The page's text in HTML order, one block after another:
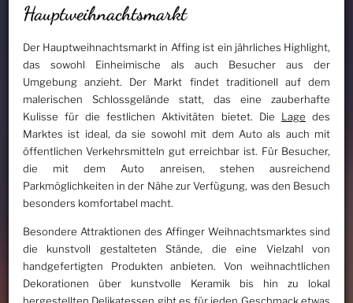
Hauptweihnachtsmarkt
Der Hauptweihnachtsmarkt in Affing ist ein jährliches Highlight,
das sowohl Einheimische als auch Besucher aus der
Umgebung anzieht. Der Markt findet traditionell auf dem
malerischen Schlossgelände statt, das eine zauberhafte
Kulisse für die festlichen Aktivitäten bietet. Die Lage des
Marktes ist ideal, da sie sowohl mit dem Auto als auch mit
öffentlichen Verkehrsmitteln gut erreichbar ist. Für Besucher,
die mit dem Auto anreisen, stehen ausreichend
Parkmöglichkeiten in der Nähe zur Verfügung, was den Besuch
besonders komfortabel macht.
Besondere Attraktionen des Affinger Weihnachtsmarktes sind
die kunstvoll gestalteten Stände, die eine Vielzahl von
handgefertigten Produkten anbieten. Von weihnachtlichen
Dekorationen über kunstvolle Keramik bis hin zu lokal